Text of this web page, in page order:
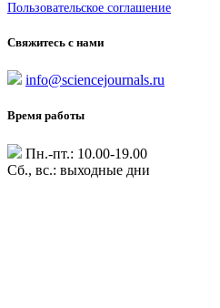
Пользовательское соглашение
Свяжитесь с нами
info@sciencejournals.ru
Время работы
Пн.-пт.: 10.00-19.00
Сб., вс.: выходные дни